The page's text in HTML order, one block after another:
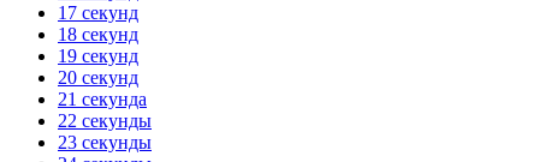
17 секунд
18 секунд
19 секунд
20 секунд
21 секунда
22 секунды
23 секунды